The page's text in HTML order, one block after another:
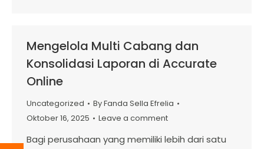
Mengelola Multi Cabang dan
Konsolidasi Laporan di Accurate
Online
Uncategorized ByFanda Sella Efrelia
Oktober 16, 2025
Leave a comment
Bagi perusahaan yang memiliki lebih dari satu